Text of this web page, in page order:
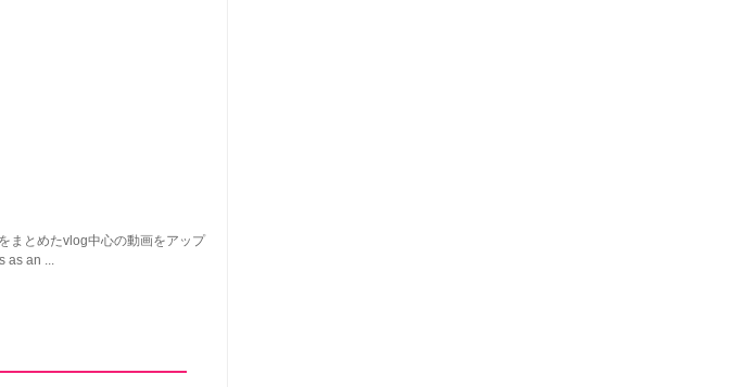
まとめたvlog中心の動画をアップ
as an ...